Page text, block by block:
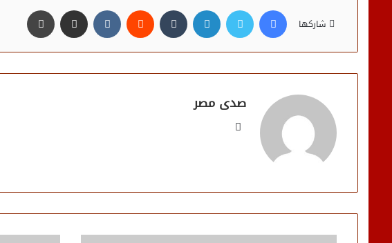
شاركها
فيسبوك تويتر لينكدإن مشاركة عبر البريد
صدى مصر